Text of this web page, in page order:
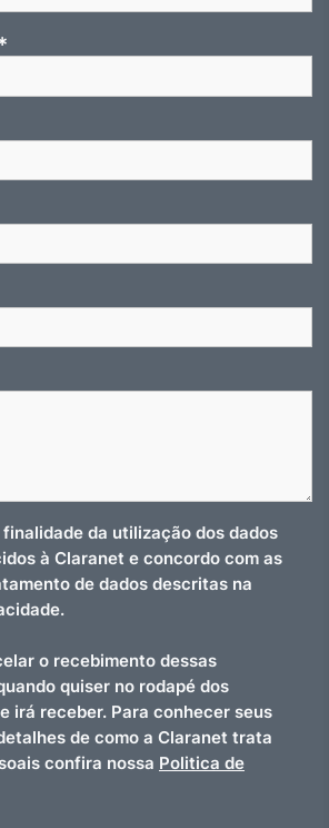
da utilização dos dados
à Claranet e concordo com as
de dados descritas na
o recebimento dessas
quiser no rodapé dos
irá receber. Para conhecer seus
de como a Claranet trata
confira nossa Politica de